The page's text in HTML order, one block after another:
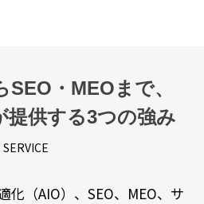
・MEOまで、
供する3つの強み
SERVICE
化（AIO）、SEO、MEO、サ